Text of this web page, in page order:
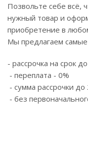
Позвольте себе всё,
нужный товар и
приобретение в
Мы предлагаем самые
- рассрочка на срок
- переплата - 0%
- сумма рассрочки
- без